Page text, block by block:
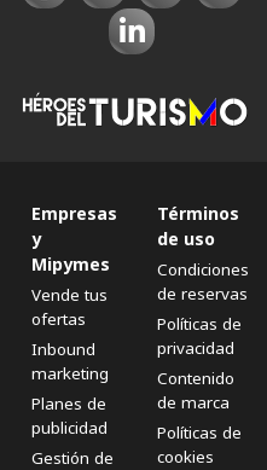
Empresas
y
Mipymes
Vende tus
ofertas
Inbound
marketing
Planes de
publicidad
Gestión de
Términos
de uso
Condiciones
de reservas
Políticas de
privacidad
Contenido
de marca
Políticas de
cookies